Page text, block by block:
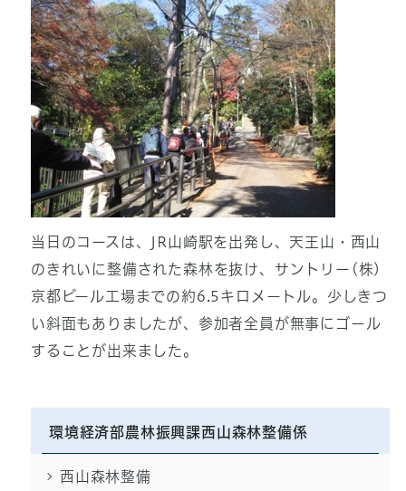
当日のコースは、JR山崎駅を出発し、天王山・西山
のきれいに整備された森林を抜け、サントリー(株)
京都ビール工場までの約6.5キロメートル。少しきつ
い斜面もありましたが、参加者全員が無事にゴール
することが出来ました。
環境経済部農林振興課西山森林整備係
西山森林整備